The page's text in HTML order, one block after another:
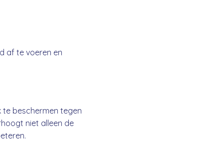
af te voeren en
beschermen tegen
niet alleen de